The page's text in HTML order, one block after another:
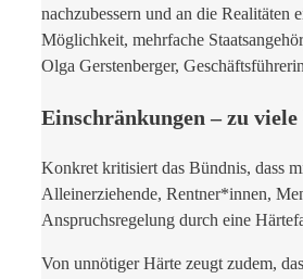
nachzubessern und an die Realitäten
Möglichkeit, mehrfache
Olga Gerstenberger,
Einschränkungen – zu
Konkret kritisiert das Bündnis, dass
Alleinerziehende, Rentner*innen,
Anspruchsregelung durch eine
Von unnötiger Härte zeugt zudem,